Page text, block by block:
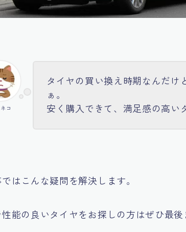
コ
タイヤの買い換え時期なんだけ
ぁ。
安く購入できて、満足感の高い
はこんな疑問を解決します。
能の良いタイヤをお探しの方はぜひ最後